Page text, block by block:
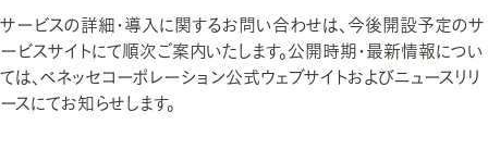
サービスの詳細・導入に関するお問い合わせは、今後開設予定のサ
ービスサイトにて順次ご案内いたします。公開時期・最新情報につい
ては、ベネッセコーポレーション公式ウェブサイトおよびニュースリリ
ースにてお知らせします。